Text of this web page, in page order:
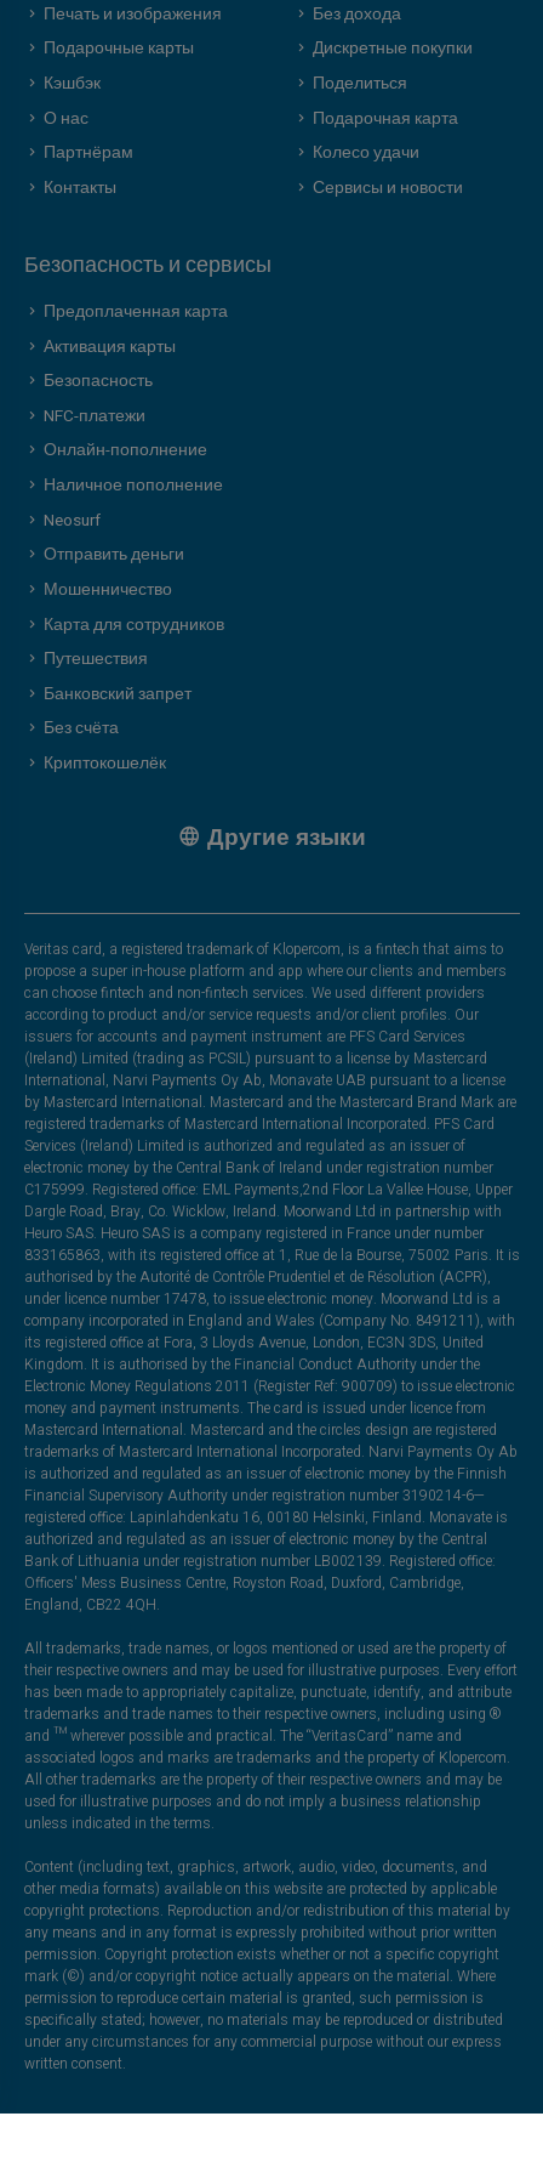
Печать и изображения
Подарочные карты
Кэшбэк
О нас
Партнёрам
Контакты
Без дохода
Дискретные покупки
Поделиться
Подарочная карта
Колесо удачи
Сервисы и новости
Безопасность и сервисы
Предоплаченная карта
Активация карты
Безопасность
NFC-платежи
Онлайн-пополнение
Наличное пополнение
Neosurf
Отправить деньги
Мошенничество
Карта для сотрудников
Путешествия
Банковский запрет
Без счёта
Криптокошелёк
Другие языки
Veritas card, a registered trademark of Klopercom, is a fintech that aims to
propose a super in-house platform and app where our clients and members
can choose fintech and non-fintech services. We used different providers
according to product and/or service requests and/or client profiles. Our
issuers for accounts and payment instrument are PFS Card Services
(Ireland) Limited (trading as PCSIL) pursuant to a license by Mastercard
International, Narvi Payments Oy Ab, Monavate UAB pursuant to a license
by Mastercard International. Mastercard and the Mastercard Brand Mark are
registered trademarks of Mastercard International Incorporated. PFS Card
Services (Ireland) Limited is authorized and regulated as an issuer of
electronic money by the Central Bank of Ireland under registration number
C175999. Registered office: EML Payments,2nd Floor La Vallee House, Upper
Dargle Road, Bray, Co. Wicklow, Ireland. Moorwand Ltd in partnership with
Heuro SAS. Heuro SAS is a company registered in France under number
833165863, with its registered office at 1, Rue de la Bourse, 75002 Paris. It is
authorised by the Autorité de Contrôle Prudentiel et de Résolution (ACPR),
under licence number 17478, to issue electronic money. Moorwand Ltd is a
company incorporated in England and Wales (Company No. 8491211), with
its registered office at Fora, 3 Lloyds Avenue, London, EC3N 3DS, United
Kingdom. It is authorised by the Financial Conduct Authority under the
Electronic Money Regulations 2011 (Register Ref: 900709) to issue electronic
money and payment instruments. The card is issued under licence from
Mastercard International. Mastercard and the circles design are registered
trademarks of Mastercard International Incorporated. Narvi Payments Oy Ab
is authorized and regulated as an issuer of electronic money by the Finnish
Financial Supervisory Authority under registration number 3190214-6—
registered office: Lapinlahdenkatu 16, 00180 Helsinki, Finland. Monavate is
authorized and regulated as an issuer of electronic money by the Central
Bank of Lithuania under registration number LB002139. Registered office:
Officers' Mess Business Centre, Royston Road, Duxford, Cambridge,
England, CB22 4QH.
All trademarks, trade names, or logos mentioned or used are the property of
their respective owners and may be used for illustrative purposes. Every effort
has been made to appropriately capitalize, punctuate, identify, and attribute
trademarks and trade names to their respective owners, including using ®
and ™ wherever possible and practical. The “VeritasCard” name and
associated logos and marks are trademarks and the property of Klopercom.
All other trademarks are the property of their respective owners and may be
used for illustrative purposes and do not imply a business relationship
unless indicated in the terms.
Content (including text, graphics, artwork, audio, video, documents, and
other media formats) available on this website are protected by applicable
copyright protections. Reproduction and/or redistribution of this material by
any means and in any format is expressly prohibited without prior written
permission. Copyright protection exists whether or not a specific copyright
mark (©) and/or copyright notice actually appears on the material. Where
permission to reproduce certain material is granted, such permission is
specifically stated; however, no materials may be reproduced or distributed
under any circumstances for any commercial purpose without our express
written consent.